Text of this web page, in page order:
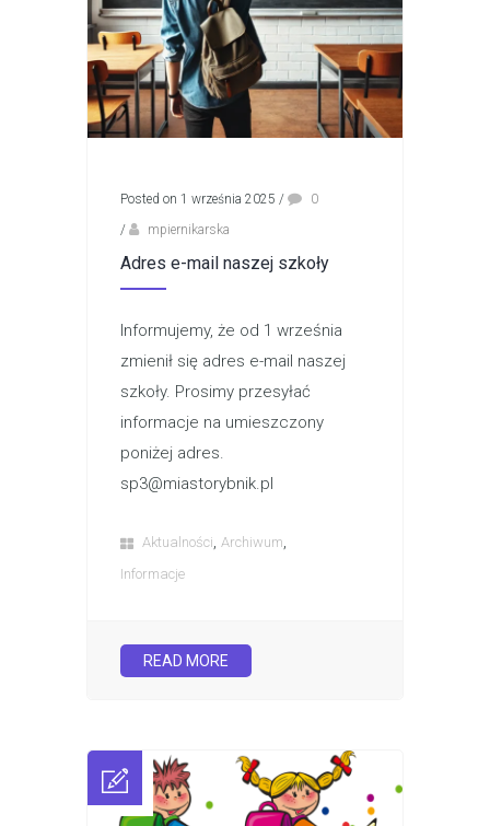
Posted on 1 września 2025 /
0
/
mpiernikarska
Adres e-mail naszej szkoły
Informujemy, że od 1 września
zmienił się adres e-mail naszej
szkoły. Prosimy przesyłać
informacje na umieszczony
poniżej adres.
sp3@miastorybnik.pl
Aktualności Archiwum
Informacje
READ MORE